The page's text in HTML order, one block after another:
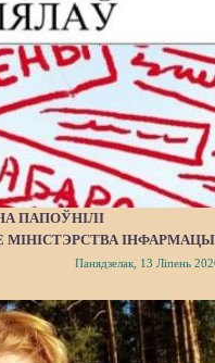
ПАПОЎНІЛІ
МІНІСТЭРСТВА
Панядзелак, 13 Ліпень